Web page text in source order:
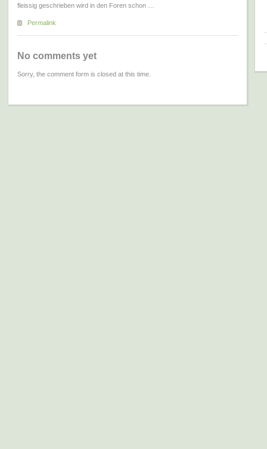
fleissig geschrieben wird in den Foren schon …
Permalink
No comments yet
Sorry, the comment form is closed at this time.